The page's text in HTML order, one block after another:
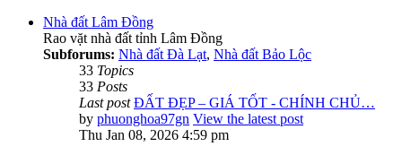
Nhà đất Lâm Đồng
Rao vặt nhà đất tỉnh Lâm Đồng
Subforums: Nhà đất Đà Lạt, Nhà đất Bảo Lộc
33 Topics
33 Posts
Last post ĐẤT ĐẸP – GIÁ TỐT - CHÍNH CHỦ…
by phuonghoa97gn View the latest post
Thu Jan 08, 2026 4:59 pm